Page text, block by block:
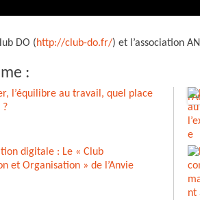
DO (http://club-do.fr/) et l’association
:
l’équilibre au travail, quel place
?
digitale : Le « Club
et Organisation » de l’Anvie